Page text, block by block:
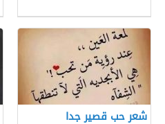
شعر حب قصير جدا